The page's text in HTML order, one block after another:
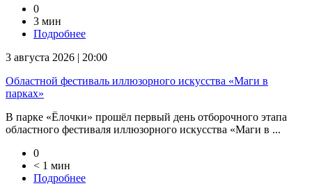
0
3 мин
Подробнее
3 августа 2026 | 20:00
Областной фестиваль иллюзорного искусства «Маги в
парках»
В парке «Ёлочки» прошёл первый день отборочного этапа
областного фестиваля иллюзорного искусства «Маги в ...
0
< 1 мин
Подробнее